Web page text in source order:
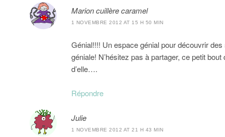
Marion cuillère caramel
1 NOVEMBRE 2012 AT 15 H 50 MIN
Génial!!!! Un espace génial pour découvrir des
géniale! N’hésitez pas à partager, ce petit
d’elle….
Répondre
Julie
1 NOVEMBRE 2012 AT 21 H 43 MIN